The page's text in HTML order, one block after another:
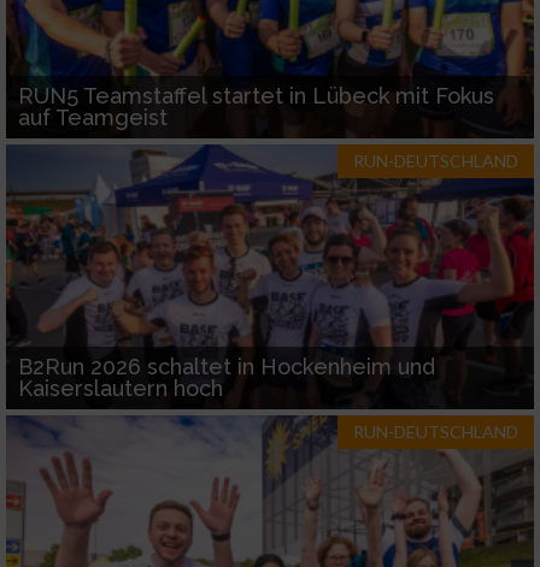
RUN5 Teamstaffel startet in Lübeck mit Fokus
auf Teamgeist
RUN-DEUTSCHLAND
B2Run 2026 schaltet in Hockenheim und
Kaiserslautern hoch
RUN-DEUTSCHLAND